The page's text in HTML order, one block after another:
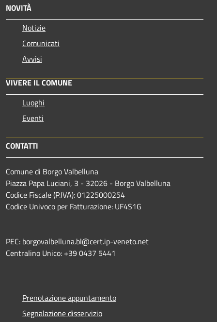
NOVITÀ
Notizie
Comunicati
Avvisi
VIVERE IL COMUNE
Luoghi
Eventi
CONTATTI
Comune di Borgo Valbelluna
Piazza Papa Luciani, 3 - 32026 - Borgo Valbelluna
Codice Fiscale (P.IVA): 01225000254
Codice Univoco per Fatturazione: UF4S1G
PEC: borgovalbelluna.bl@cert.ip-veneto.net
Centralino Unico: +39 0437 5441
Prenotazione appuntamento
Segnalazione disservizio